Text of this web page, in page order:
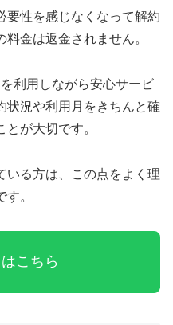
要性を感じなくなって解約
金は返金されません。
利用しながら安心サービ
状況や利用月をきちんと確
が大切です。
いる方は、この点をよく理
。
こちら